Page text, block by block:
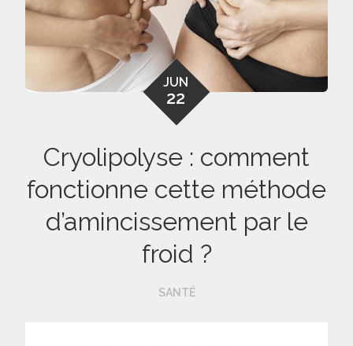
JUN
22
Cryolipolyse : comment
fonctionne cette méthode
d’amincissement par le
froid ?
SANTÉ